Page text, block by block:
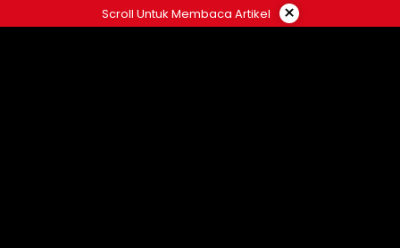
to
Scroll Untuk Membaca Artikel ×